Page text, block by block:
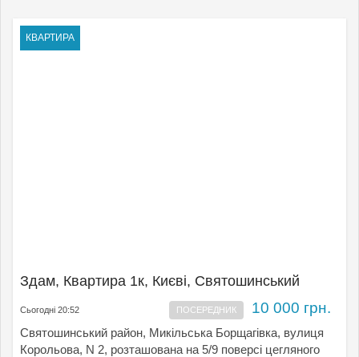
КВАРТИРА
Здам, Квартира 1к, Києвi, Святошинський
Сьогодні 20:52 ПОСЕРЕДНИК 10 000 грн.
Святошинський район, Микільська Борщагівка, вулиця
Корольова, N 2, розташована на 5/9 поверсі цегляного